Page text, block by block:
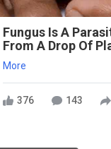
Fungus Is A
From A Drop Of
More
376 143